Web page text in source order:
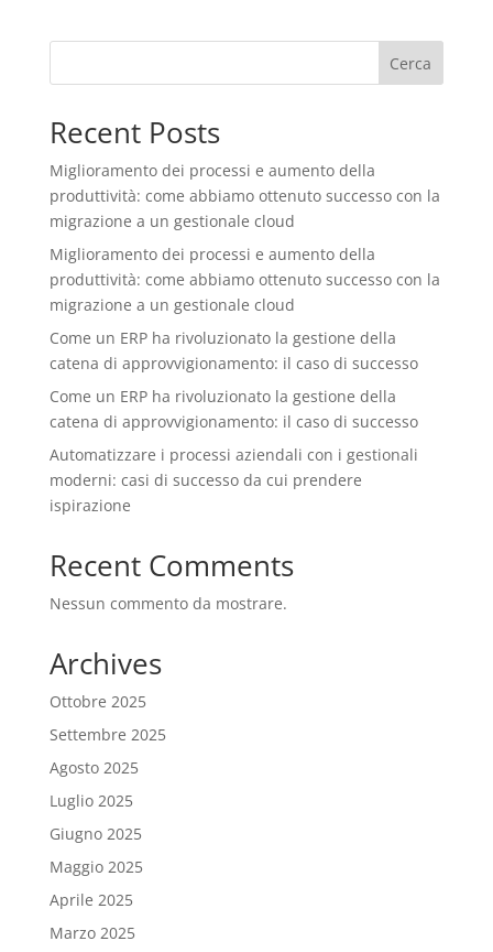
Cerca
Recent Posts
Miglioramento dei processi e aumento della
produttività: come abbiamo ottenuto successo con la
migrazione a un gestionale cloud
Miglioramento dei processi e aumento della
produttività: come abbiamo ottenuto successo con la
migrazione a un gestionale cloud
Come un ERP ha rivoluzionato la gestione della
catena di approvvigionamento: il caso di successo
Come un ERP ha rivoluzionato la gestione della
catena di approvvigionamento: il caso di successo
Automatizzare i processi aziendali con i gestionali
moderni: casi di successo da cui prendere
ispirazione
Recent Comments
Nessun commento da mostrare.
Archives
Ottobre 2025
Settembre 2025
Agosto 2025
Luglio 2025
Giugno 2025
Maggio 2025
Aprile 2025
Marzo 2025